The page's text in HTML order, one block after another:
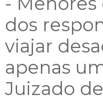
dos
viajar
apenas
Juizado